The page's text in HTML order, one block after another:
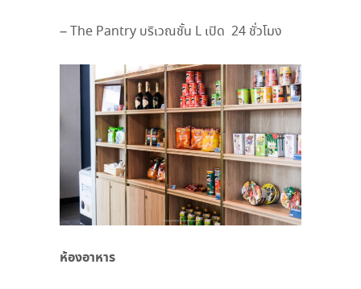
– The Pantry บริเวณชั้น L เปิด 24 ชั่วโมง
ห้องอาหาร